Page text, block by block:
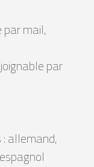
par mail,
par
: allemand,